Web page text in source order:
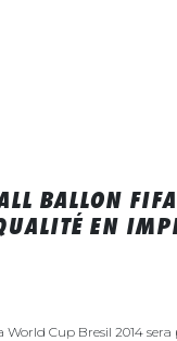
BALLON
EN
Cup Bresil 2014